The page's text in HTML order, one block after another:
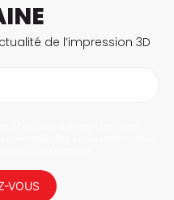
de l’impression 3D
VOUS